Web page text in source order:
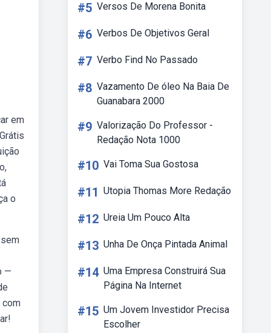
em
o
—
com
#5 Versos De Morena Bonita
#6 Verbos De Objetivos Geral
#7 Verbo Find No Passado
#8 Vazamento De óleo Na Baia De
Guanabara 2000
#9 Valorização Do Professor -
Redação Nota 1000
#10 Vai Toma Sua Gostosa
#11 Utopia Thomas More Redação
#12 Ureia Um Pouco Alta
#13 Unha De Onça Pintada Animal
#14 Uma Empresa Construirá Sua
Página Na Internet
#15 Um Jovem Investidor Precisa
Escolher